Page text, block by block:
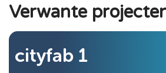
Verwante
cityfab 1